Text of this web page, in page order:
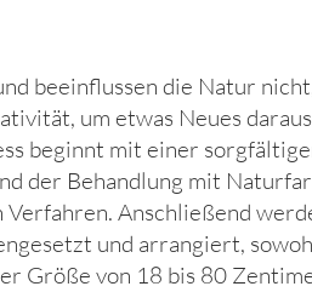
beeinflussen die Natur
um etwas Neues
beginnt mit einer
der Behandlung mit
Verfahren. Anschließend
und arrangiert,
Größe von 18 bis 80